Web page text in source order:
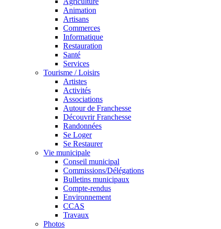
Animation
Artisans
Commerces
Informatique
Restauration
Santé
Services
Tourisme / Loisirs
Artistes
Activités
Associations
Autour de Franchesse
Découvrir Franchesse
Randonnées
Se Loger
Se Restaurer
Vie municipale
Conseil municipal
Commissions/Délégations
Bulletins municipaux
Compte-rendus
Environnement
CCAS
Travaux
Photos